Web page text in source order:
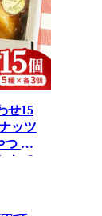
せ15
ッツ
つ お
もて
価格